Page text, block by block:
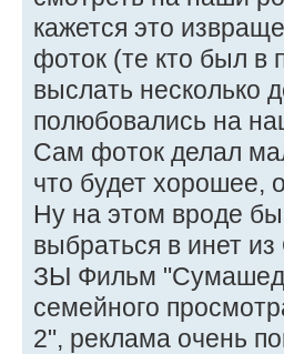
кажется это
фоток (те кто был в
выслать несколько
полюбовались на
Сам фоток делал
что будет хорошее,
Ну на этом вроде
выбраться в инет
ЗЫ Фильм
семейного
2", реклама очень